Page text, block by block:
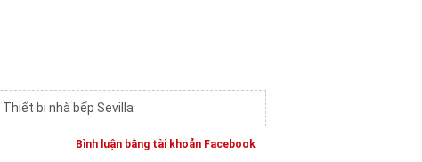
Thiết bị nhà bếp Sevilla
Bình luận bằng tài khoản Facebook